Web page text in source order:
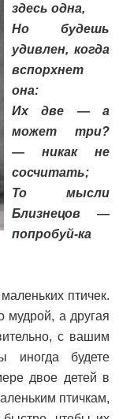
здесь одна,
Но будешь
удивлен, когда
вспорхнет
она:
Их две — а
может три?
— никак не
сосчитать;
То мысли
Близнецов —
попробуй-ка
птичек.
мудрой, а другая
с вашим
иногда будете
двое детей в
птичкам,